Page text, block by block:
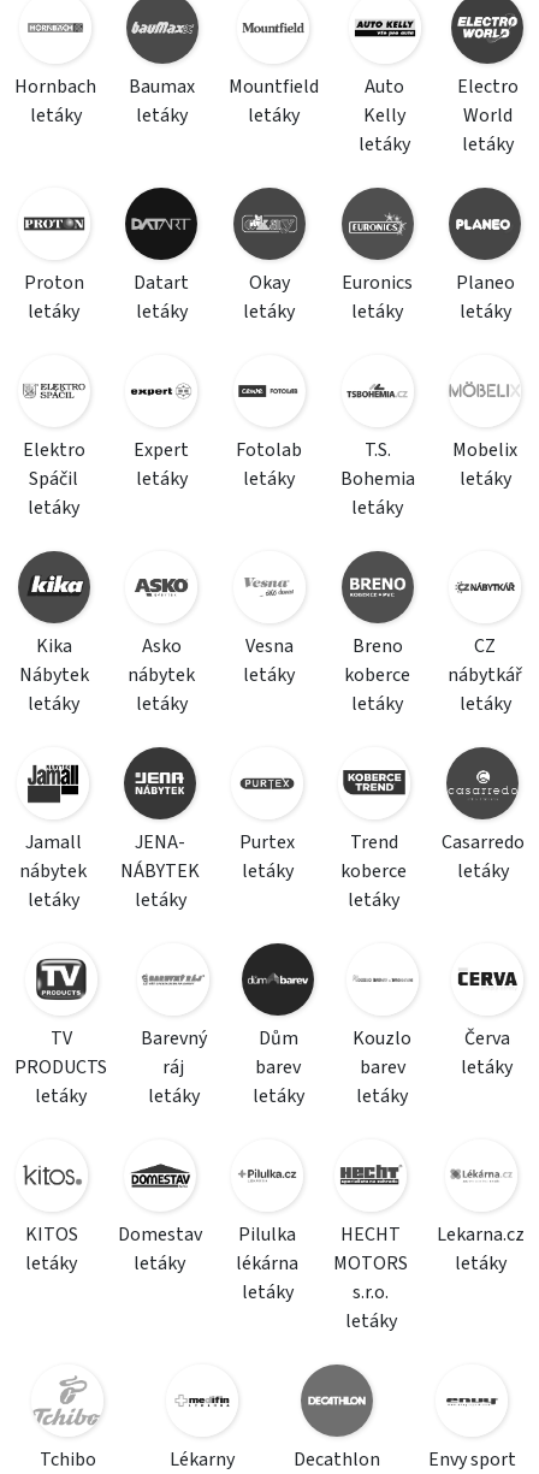
Hornbach
letáky
Baumax
letáky
Mountfield
letáky
Auto
Kelly
letáky
Electro
World
letáky
Proton
letáky
Datart
letáky
Okay
letáky
Euronics
letáky
Planeo
letáky
Elektro
Spáčil
letáky
Expert
letáky
Fotolab
letáky
T.S.
Bohemia
letáky
Mobelix
letáky
Kika
Nábytek
letáky
Asko
nábytek
letáky
Vesna
letáky
Breno
koberce
letáky
CZ
nábytkář
letáky
Jamall
nábytek
letáky
JENA-
NÁBYTEK
letáky
Purtex
letáky
Trend
koberce
letáky
Casarredo
letáky
TV
PRODUCTS
letáky
Barevný
ráj
letáky
Dům
barev
letáky
Kouzlo
barev
letáky
Červa
letáky
KITOS
letáky
Domestav
letáky
Pilulka
lékárna
letáky
HECHT
MOTORS
s.r.o.
letáky
Lekarna.cz
letáky
Tchibo
Lékarny
Decathlon
Envy sport